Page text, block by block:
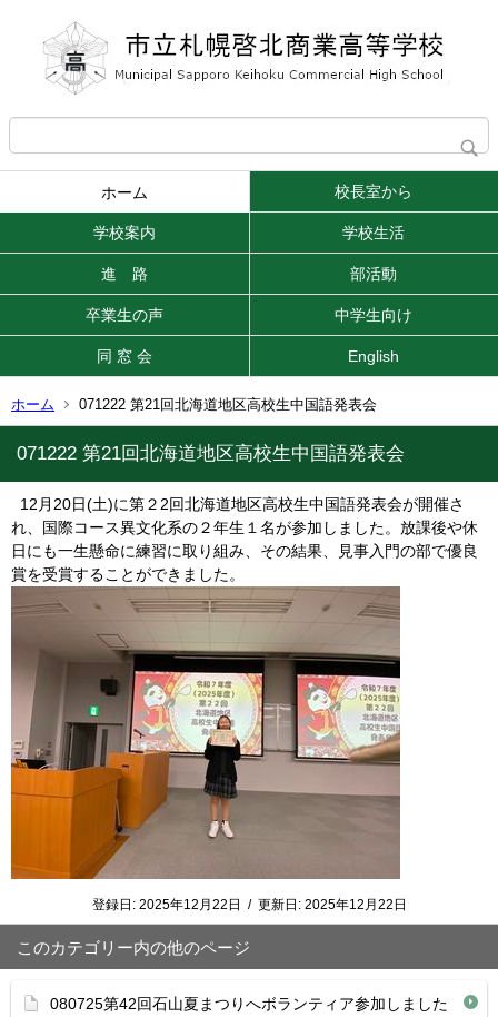
ホーム 校長室から
学校案内 学校生活
進 路 部活動
卒業生の声 中学生向け
同 窓 会 English
ホーム 071222 第21回北海道地区高校生中国語発表会
071222 第21回北海道地区高校生中国語発表会
12月20日(土)に第２2回北海道地区高校生中国語発表会が開催さ
れ、国際コース異文化系の２年生１名が参加しました。放課後や休
日にも一生懸命に練習に取り組み、その結果、見事入門の部で優良
賞を受賞することができました。
登録日: 2025年12月22日 / 更新日: 2025年12月22日
このカテゴリー内の他のページ
080725第42回石山夏まつりへボランティア参加しました